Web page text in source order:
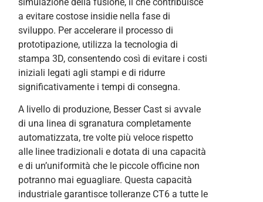
a evitare costose insidie nella fase di
sviluppo. Per accelerare il processo di
prototipazione, utilizza la tecnologia di
stampa 3D, consentendo così di evitare i costi
iniziali legati agli stampi e di ridurre
significativamente i tempi di consegna.
A livello di produzione, Besser Cast si avvale
di una linea di sgranatura completamente
automatizzata, tre volte più veloce rispetto
alle linee tradizionali e dotata di una capacità
e di un’uniformità che le piccole officine non
potranno mai eguagliare. Questa capacità
industriale garantisce tolleranze CT6 a tutte le